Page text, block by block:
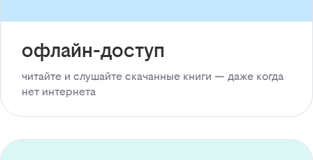
офлайн-доступ
читайте и слушайте скачанные книги — даже когда
нет интернета